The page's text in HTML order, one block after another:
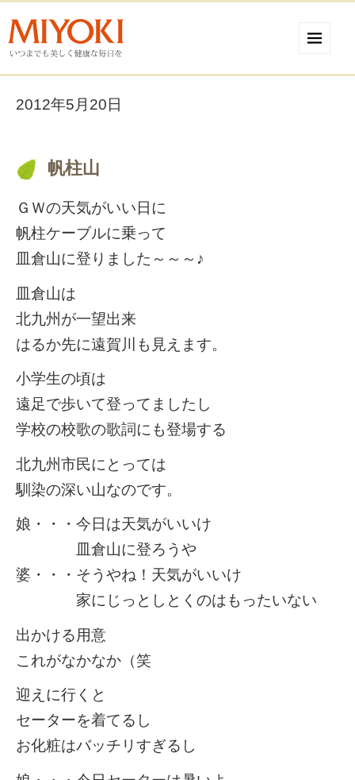
2012年5月20日
帆柱山
ＧＷの天気がいい日に
帆柱ケーブルに乗って
皿倉山に登りました～～～♪
皿倉山は
北九州が一望出来
はるか先に遠賀川も見えます。
小学生の頃は
遠足で歩いて登ってましたし
学校の校歌の歌詞にも登場する
北九州市民にとっては
馴染の深い山なのです。
娘・・・今日は天気がいいけ
皿倉山に登ろうや
婆・・・そうやね！天気がいいけ
家にじっとしとくのはもったいない
出かける用意
これがなかなか（笑
迎えに行くと
セーターを着てるし
お化粧はバッチリすぎるし